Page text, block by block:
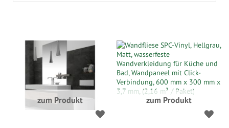
zum Produkt zum Produkt